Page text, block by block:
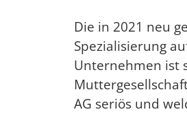
Die in 2021 neu
Spezialisierung
Unternehmen ist
AG seriös und